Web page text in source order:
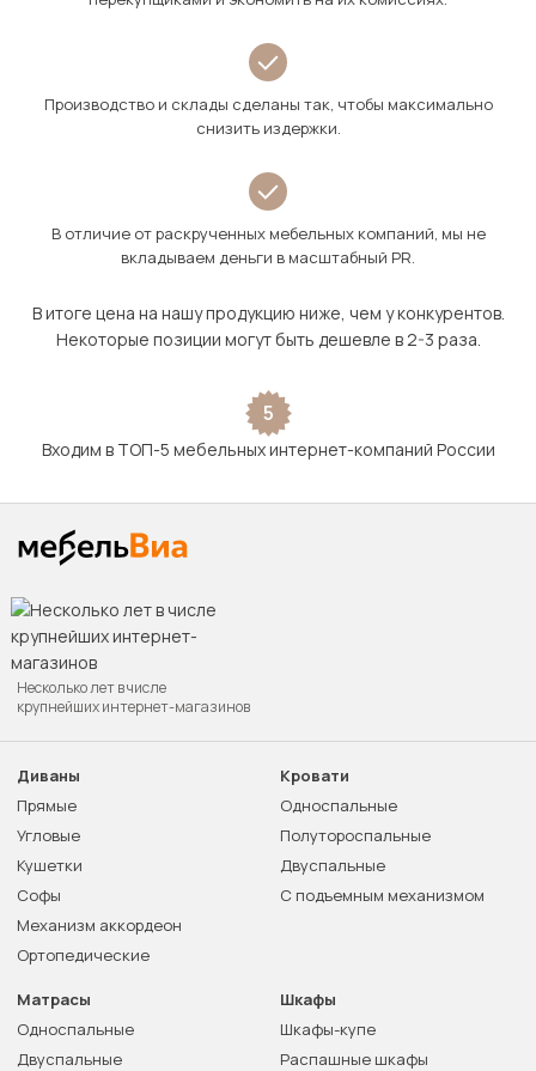
Производство и склады сделаны так, чтобы максимально
снизить издержки.
В отличие от раскрученных мебельных компаний, мы не
вкладываем деньги в масштабный PR.
В итоге цена на нашу продукцию ниже, чем у конкурентов.
Некоторые позиции могут быть дешевле в 2-3 раза.
5
Входим в ТОП-5 мебельных интернет-компаний России
Несколько лет в числе
крупнейших интернет-магазинов
Диваны
Прямые
Угловые
Кушетки
Софы
Механизм аккордеон
Ортопедические
Кровати
Односпальные
Полутороспальные
Двуспальные
С подъемным механизмом
Матрасы
Односпальные
Двуспальные
Шкафы
Шкафы-купе
Распашные шкафы